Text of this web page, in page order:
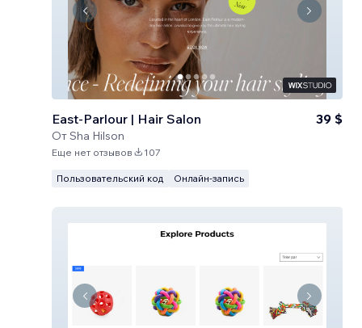
East-Parlour | Hair Salon
ОтSha Hilson
39 $
Еще нет отзывов 107
Пользовательский код Онлайн-запись